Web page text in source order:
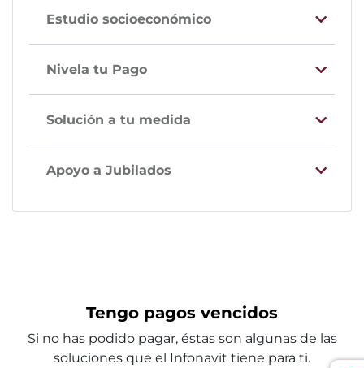
Estudio socioeconómico
Nivela tu Pago
Solución a tu medida
Apoyo a Jubilados
Tengo pagos vencidos
Si no has podido pagar, éstas son algunas de las
soluciones que el Infonavit tiene para ti.